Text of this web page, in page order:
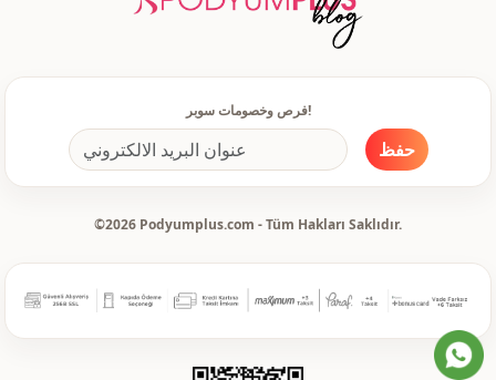
فرص وخصومات سوبر!
حفظ
©2026 Podyumplus.com - Tüm Hakları Saklıdır.